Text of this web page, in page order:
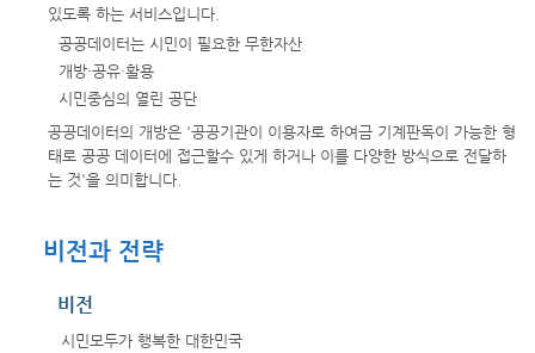
있도록 하는 서비스입니다.
공공데이터는 시민이 필요한 무한자산
개방·공유·활용
시민중심의 열린 공단
공공데이터의 개방은 '공공기관이 이용자로 하여금 기계판독이 가능한 형
태로 공공 데이터에 접근할수 있게 하거나 이를 다양한 방식으로 전달하
는 것'을 의미합니다.
비전과 전략
비전
시민모두가 행복한 대한민국